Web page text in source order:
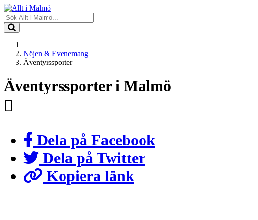
Nöjen & Evenemang
Äventyrssporter
Äventyrssporter i Malmö
Dela på Facebook
Dela på Twitter
Kopiera länk